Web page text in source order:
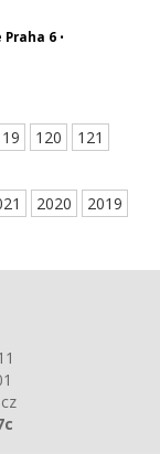
6 •
120
121
2020
2019